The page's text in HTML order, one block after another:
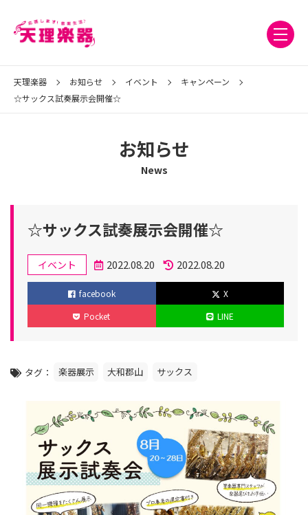
天理楽器 お知らせ イベント
キャンペーン
☆サックス試奏展示会開催☆
お知らせ
News
☆サックス試奏展示会開催☆
テ
ゴ
イベント
投
稿
2022.08.20
更
新
2022.08.20
facebook
X
Pocket
LINE
タグ 楽器展示 大和郡山 サックス